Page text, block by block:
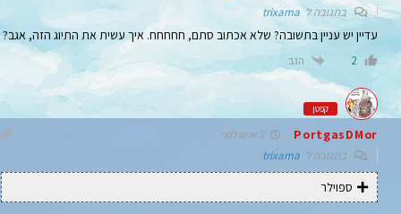
בתגובה לtrixama
עדיין יש עניין בתשובה? שלא אכתוב סתם, חחחחח. איך עשית את התיוג הזה, אגב?
2 הגב
קפטן
PortgasDMor
בתגובה ל trixama
ספוילר